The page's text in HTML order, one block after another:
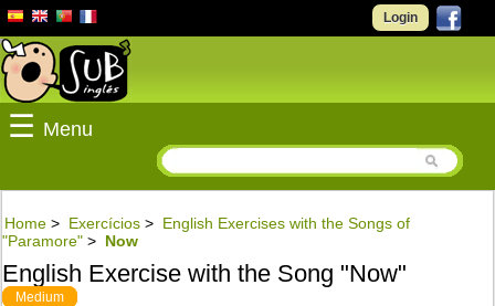
Login
☰ Menu
Home > Exercícios > English Exercises with the Songs of
"Paramore" > Now
English Exercise with the Song "Now"
Medium